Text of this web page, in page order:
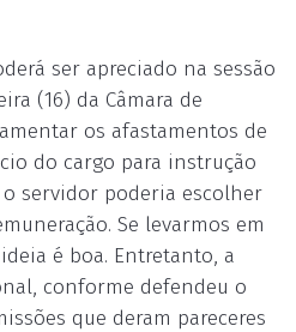
ser apreciado na sessão
(16) da Câmara de
os afastamentos de
do cargo para instrução
servidor poderia escolher
Se levarmos em
é boa. Entretanto, a
conforme defendeu o
que deram pareceres